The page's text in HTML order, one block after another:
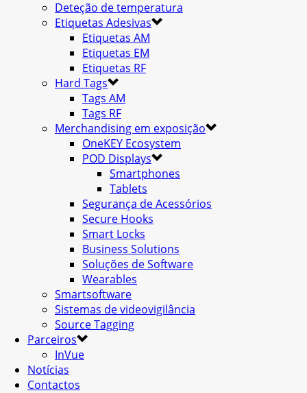
Deteção de temperatura
Etiquetas Adesivas
Etiquetas AM
Etiquetas EM
Etiquetas RF
Hard Tags
Tags AM
Tags RF
Merchandising em exposição
OneKEY Ecosystem
POD Displays
Smartphones
Tablets
Segurança de Acessórios
Secure Hooks
Smart Locks
Business Solutions
Soluções de Software
Wearables
Smartsoftware
Sistemas de videovigilância
Source Tagging
Parceiros
InVue
Notícias
Contactos